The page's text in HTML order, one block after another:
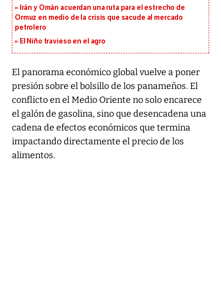
Irán y Omán acuerdan una ruta para el estrecho de
Ormuz en medio de la crisis que sacude al mercado
petrolero
El Niño travieso en el agro
El panorama económico global vuelve a poner
presión sobre el bolsillo de los panameños. El
conflicto en el Medio Oriente no solo encarece
el galón de gasolina, sino que desencadena una
cadena de efectos económicos que termina
impactando directamente el precio de los
alimentos.